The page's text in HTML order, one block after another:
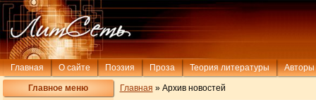
Главная О сайте Поэзия Проза Теория литературы Авторы
Главное меню
Главная » Архив новостей